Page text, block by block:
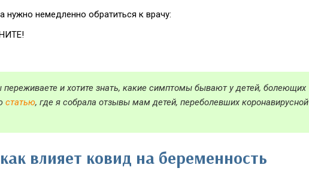
нужно немедленно обратиться к врачу:
переживаете и хотите знать, какие симптомы бывают у детей, болеющих
статью, где я собрала отзывы мам детей, переболевших коронавирусной
влияет ковид на беременность